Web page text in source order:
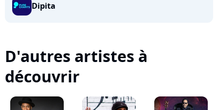
Dipita
D'autres artistes à
découvrir